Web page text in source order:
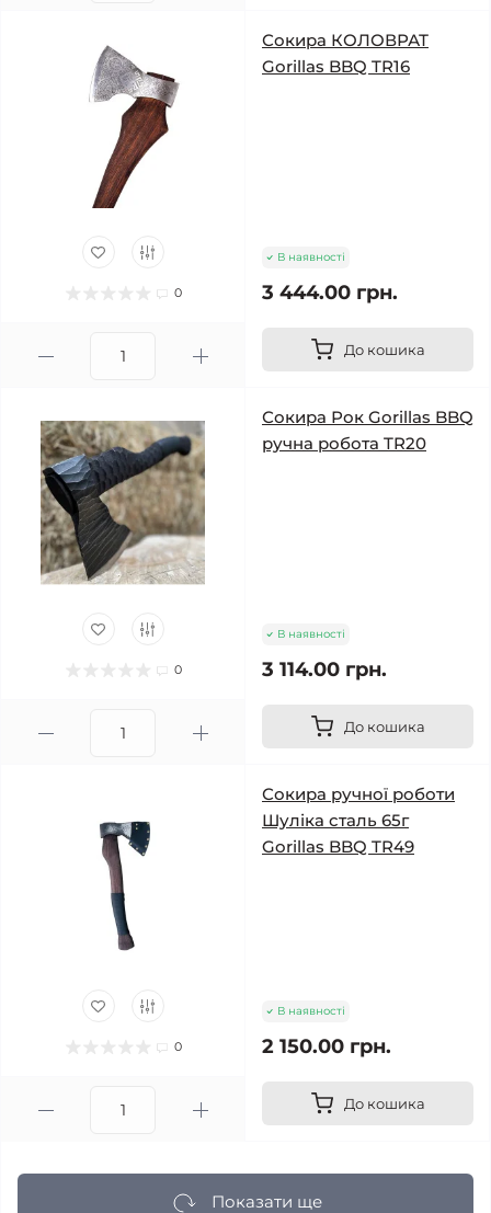
0
Сокира КОЛОВРАТ
Gorillas BBQ TR16
В наявності
3 444.00 грн.
До кошика
0
Сокира Рок Gorillas BBQ
ручна робота TR20
В наявності
3 114.00 грн.
До кошика
0
Сокира ручної роботи
Шуліка сталь 65г
Gorillas BBQ TR49
В наявності
2 150.00 грн.
До кошика
Показати ще